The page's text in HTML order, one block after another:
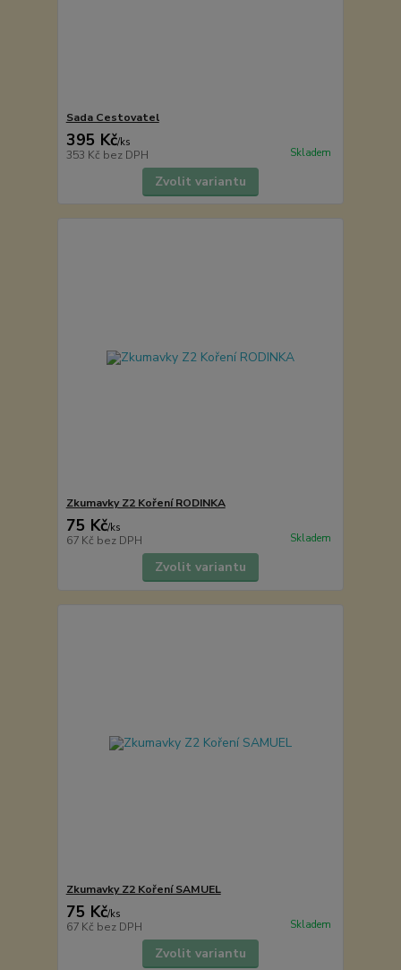
Sada Cestovatel
395 Kč/ks
353 Kč bez DPH Skladem
Zvolit variantu
Zkumavky Z2 Koření RODINKA
75 Kč/ks
67 Kč bez DPH Skladem
Zvolit variantu
Zkumavky Z2 Koření SAMUEL
75 Kč/ks
67 Kč bez DPH Skladem
Zvolit variantu